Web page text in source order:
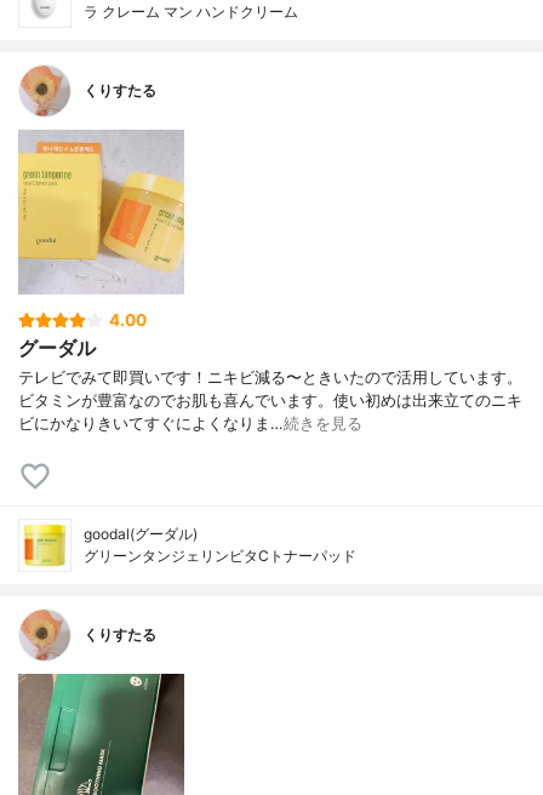
ラ クレーム マン ハンドクリーム
くりすたる
4.00
グーダル
テレビでみて即買いです！ニキビ減る〜ときいたので活用しています。
ビタミンが豊富なのでお肌も喜んでいます。使い初めは出来立てのニキ
ビにかなりきいてすぐによくなりま…続きを見る
goodal(グーダル)
グリーンタンジェリンビタCトナーパッド
くりすたる